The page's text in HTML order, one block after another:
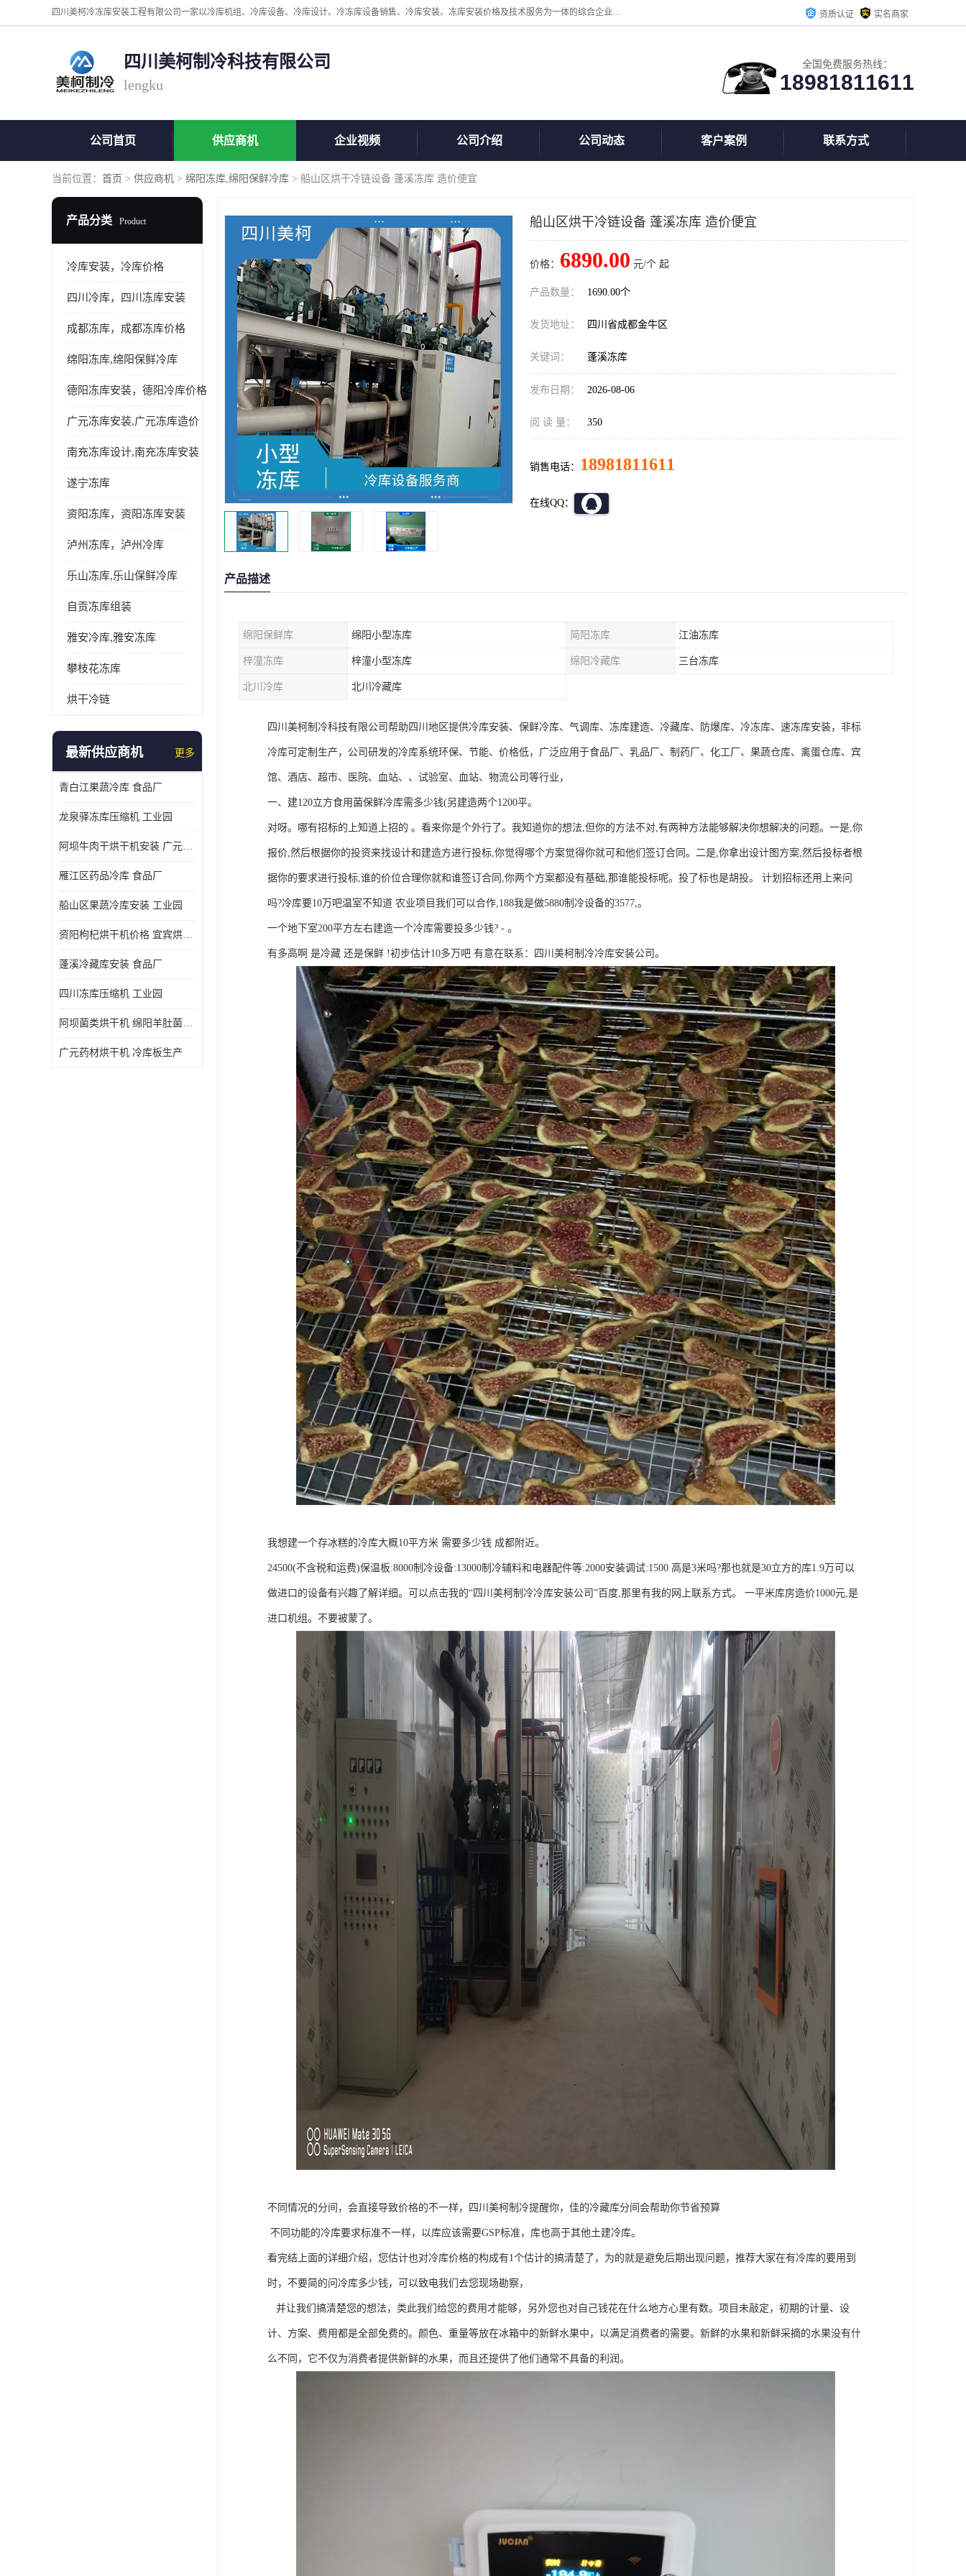
四川美柯冷冻库安装工程有限公司一家以冷库机组、冷库设备、冷库设计、冷冻库设备销售、冷库安装、冻库安装价格及技术服务为一体的综合企业，咨询热线：同等设备材料优惠10% 。公司各种类型安装组合式冷库、冷冻库、冷藏库、气调保鲜库、并提供成套设备供应、安装与调试、维护与维修、技术咨询、操作维修人员技术培训等 资质认证 实名商家
四川美柯制冷科技有限公司
lengku
全国免费服务热线：
18981811611
公司首页 供应商机 企业视频 公司介绍 公司动态 客户案例 联系方式
当前位置： 首页 > 供应商机 > 绵阳冻库,绵阳保鲜冷库 > 船山区烘干冷链设备 蓬溪冻库 造价便宜
产品分类 Product
冷库安装，冷库价格
四川冷库，四川冻库安装
成都冻库，成都冻库价格
绵阳冻库,绵阳保鲜冷库
德阳冻库安装，德阳冷库价格
广元冻库安装,广元冻库造价
南充冻库设计,南充冻库安装
遂宁冻库
资阳冻库，资阳冻库安装
泸州冻库，泸州冷库
乐山冻库,乐山保鲜冷库
自贡冻库组装
雅安冷库,雅安冻库
攀枝花冻库
烘干冷链
最新供应商机 更多
青白江果蔬冷库 食品厂
龙泉驿冻库压缩机 工业园
阿坝牛肉干烘干机安装 广元牛肉干烘干机 安装造价
雁江区药品冷库 食品厂
船山区果蔬冷库安装 工业园
资阳枸杞烘干机价格 宜宾烘房价格 冷库板生产
蓬溪冷藏库安装 食品厂
四川冻库压缩机 工业园
阿坝菌类烘干机 绵阳羊肚菌烘干机安装 安装造价
广元药材烘干机 冷库板生产
船山区烘干冷链设备 蓬溪冻库 造价便宜
价格： 6890.00 元/个 起
产品数量： 1690.00个
发货地址： 四川省成都金牛区
关键词： 蓬溪冻库
发布日期： 2026-08-06
阅 读 量： 350
销售电话： 18981811611
在线QQ：
产品描述
绵阳保鲜库 绵阳小型冻库 简阳冻库 江油冻库
梓潼冻库 梓潼小型冻库 绵阳冷藏库 三台冻库
北川冷库 北川冷藏库
四川美柯制冷科技有限公司帮助四川地区提供冷库安装、保鲜冷库、气调库、冻库建造、冷藏库、防爆库、冷冻库、速冻库安装，非标
冷库可定制生产，公司研发的冷库系统环保、节能、价格低，广泛应用于食品厂、乳品厂、制药厂、化工厂、果蔬仓库、禽蛋仓库、宾
馆、酒店、超市、医院、血站、、试验室、血站、物流公司等行业，
一、建120立方食用菌保鲜冷库需多少钱(另建造两个1200平。
对呀。哪有招标的上知道上招的 。看来你是个外行了。我知道你的想法,但你的方法不对,有两种方法能够解决你想解决的问题。一是,你
报价,然后根据你的投资来找设计和建造方进行投标,你觉得哪个方案觉得你就可和他们签订合同。二是,你拿出设计图方案,然后投标者根
据你的要求进行投标,谁的价位合理你就和谁签订合同,你两个方案都没有基础,那谁能投标呢。投了标也是胡投。 计划招标还用上来问
吗?冷库要10万吧温室不知道 农业项目我们可以合作,188我是做5880制冷设备的3577,。
一个地下室200平方左右建造一个冷库需要投多少钱? - 。
有多高啊 是冷藏 还是保鲜 !初步估计10多万吧 有意在联系：四川美柯制冷冷库安装公司。
我想建一个存冰糕的冷库大概10平方米 需要多少钱 成都附近。
24500(不含税和运费)保温板:8000制冷设备:13000制冷辅料和电器配件等:2000安装调试:1500 高是3米吗?那也就是30立方的库1.9万可以
做进口的设备有兴趣了解详细。可以点击我的“四川美柯制冷冷库安装公司”百度,那里有我的网上联系方式。 一平米库房造价1000元,是
进口机组。不要被蒙了。
不同情况的分间，会直接导致价格的不一样，四川美柯制冷提醒你，佳的冷藏库分间会帮助你节省预算
不同功能的冷库要求标准不一样，以库应该需要GSP标准，库也高于其他土建冷库。
看完结上面的详细介绍，您估计也对冷库价格的构成有1个估计的搞清楚了，为的就是避免后期出现问题，推荐大家在有冷库的要用到
时，不要简的问冷库多少钱，可以致电我们去您现场勘察，
并让我们搞清楚您的想法，类此我们给您的费用才能够，另外您也对自己钱花在什么地方心里有数。项目未敲定，初期的计量、设
计、方案、费用都是全部免费的。颜色、重量等放在冰箱中的新鲜水果中，以满足消费者的需要。新鲜的水果和新鲜采摘的水果没有什
么不同，它不仅为消费者提供新鲜的水果，而且还提供了他们通常不具备的利润。